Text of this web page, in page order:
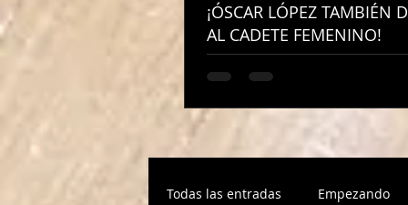
¡ÓSCAR LÓPEZ TAMBIÉN
AL CADETE FEMENINO!
¡ÓSCAR LÓPEZ TAMBIÉN
AL CADETE FEMENINO!
Todas las entradas Empezando